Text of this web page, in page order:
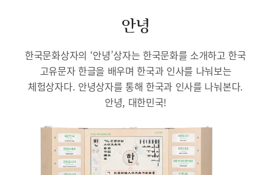
안녕
한국문화상자의 ‘안녕’상자는 한국문화를 소개하고 한국
고유문자 한글을 배우며 한국과 인사를 나눠보는
체험상자다. 안녕상자를 통해 한국과 인사를 나눠본다.
안녕, 대한민국!